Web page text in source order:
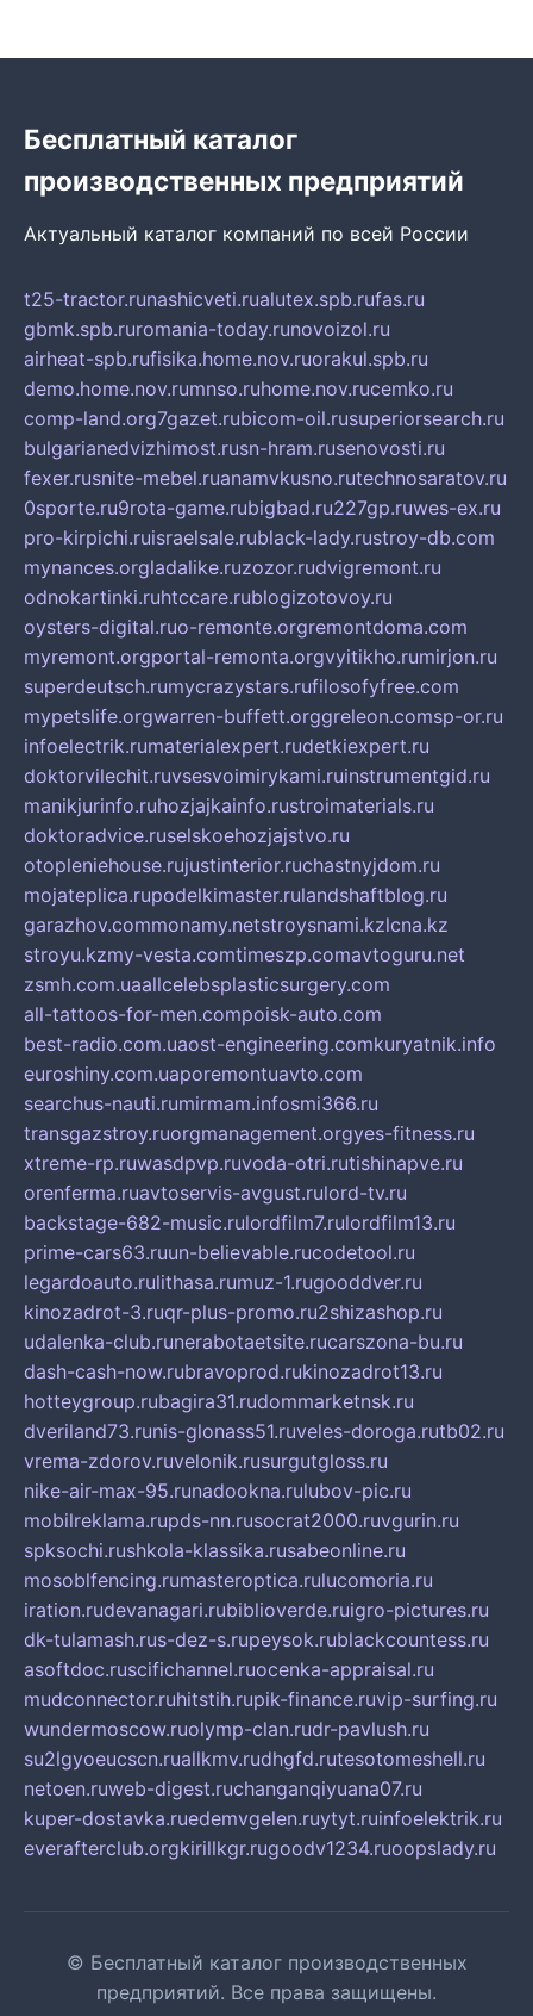
Бесплатный каталог
производственных предприятий
Актуальный каталог компаний по всей России
t25-tractor.runashicveti.rualutex.spb.rufas.ru
gbmk.spb.ruromania-today.runovoizol.ru
airheat-spb.rufisika.home.nov.ruorakul.spb.ru
demo.home.nov.rumnso.ruhome.nov.rucemko.ru
comp-land.org7gazet.rubicom-oil.rusuperiorsearch.ru
bulgarianedvizhimost.rusn-hram.rusenovosti.ru
fexer.rusnite-mebel.ruanamvkusno.rutechnosaratov.ru
0sporte.ru9rota-game.rubigbad.ru227gp.ruwes-ex.ru
pro-kirpichi.ruisraelsale.rublack-lady.rustroy-db.com
mynances.orgladalike.ruzozor.rudvigremont.ru
odnokartinki.ruhtccare.rublogizotovoy.ru
oysters-digital.ruo-remonte.orgremontdoma.com
myremont.orgportal-remonta.orgvyitikho.rumirjon.ru
superdeutsch.rumycrazystars.rufilosofyfree.com
mypetslife.orgwarren-buffett.orggreleon.comsp-or.ru
infoelectrik.rumaterialexpert.rudetkiexpert.ru
doktorvilechit.ruvsesvoimirykami.ruinstrumentgid.ru
manikjurinfo.ruhozjajkainfo.rustroimaterials.ru
doktoradvice.ruselskoehozjajstvo.ru
otopleniehouse.rujustinterior.ruchastnyjdom.ru
mojateplica.rupodelkimaster.rulandshaftblog.ru
garazhov.commonamy.netstroysnami.kzlcna.kz
stroyu.kzmy-vesta.comtimeszp.comavtoguru.net
zsmh.com.uaallcelebsplasticsurgery.com
all-tattoos-for-men.compoisk-auto.com
best-radio.com.uaost-engineering.comkuryatnik.info
euroshiny.com.uaporemontuavto.com
searchus-nauti.rumirmam.infosmi366.ru
transgazstroy.ruorgmanagement.orgyes-fitness.ru
xtreme-rp.ruwasdpvp.ruvoda-otri.rutishinapve.ru
orenferma.ruavtoservis-avgust.rulord-tv.ru
backstage-682-music.rulordfilm7.rulordfilm13.ru
prime-cars63.ruun-believable.rucodetool.ru
legardoauto.rulithasa.rumuz-1.rugooddver.ru
kinozadrot-3.ruqr-plus-promo.ru2shizashop.ru
udalenka-club.runerabotaetsite.rucarszona-bu.ru
dash-cash-now.rubravoprod.rukinozadrot13.ru
hotteygroup.rubagira31.rudommarketnsk.ru
dveriland73.runis-glonass51.ruveles-doroga.rutb02.ru
vrema-zdorov.ruvelonik.rusurgutgloss.ru
nike-air-max-95.runadookna.rulubov-pic.ru
mobilreklama.rupds-nn.rusocrat2000.ruvgurin.ru
spksochi.rushkola-klassika.rusabeonline.ru
mosoblfencing.rumasteroptica.rulucomoria.ru
iration.rudevanagari.rubiblioverde.ruigro-pictures.ru
dk-tulamash.rus-dez-s.rupeysok.rublackcountess.ru
asoftdoc.ruscifichannel.ruocenka-appraisal.ru
mudconnector.ruhitstih.rupik-finance.ruvip-surfing.ru
wundermoscow.ruolymp-clan.rudr-pavlush.ru
su2lgyoeucscn.ruallkmv.rudhgfd.rutesotomeshell.ru
netoen.ruweb-digest.ruchanganqiyuana07.ru
kuper-dostavka.ruedemvgelen.ruytyt.ruinfoelektrik.ru
everafterclub.orgkirillkgr.rugoodv1234.ruoopslady.ru
© Бесплатный каталог производственных
предприятий. Все права защищены.